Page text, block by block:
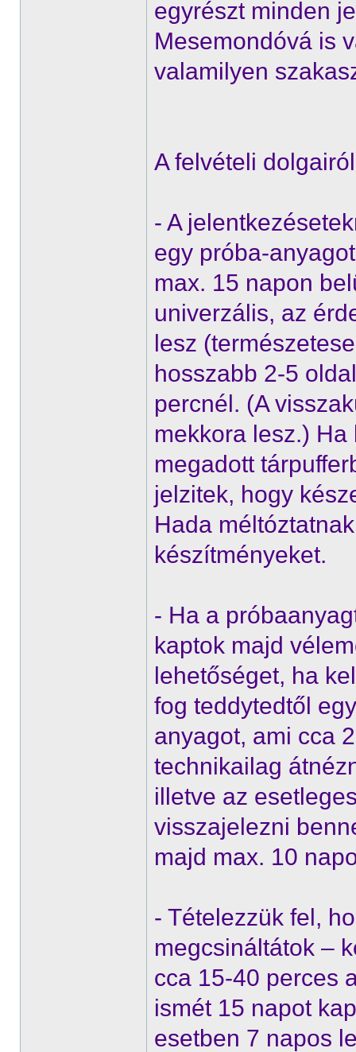
egyrészt minden
Mesemondóvá is
valamilyen
A felvételi
- A
egy próba-
max. 15 napon
univerzális, az
lesz
hosszabb 2-5
percnél. (A
mekkora lesz.)
megadott
jelzitek, hogy
Hada
készítményeket.
- Ha a
kaptok majd
lehetőséget, ha
fog teddytedtől
anyagot, ami cca
technikailag
illetve az
visszajelezni
majd max. 10
- Tételezzük fel,
megcsináltátok –
cca 15-40 perces
ismét 15 napot
esetben 7 napos